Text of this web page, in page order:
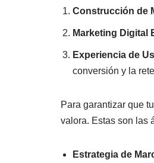
Construcción de
Marketing Digital
Experiencia de
conversión y la
Para garantizar que
valora. Estas son las
Estrategia de